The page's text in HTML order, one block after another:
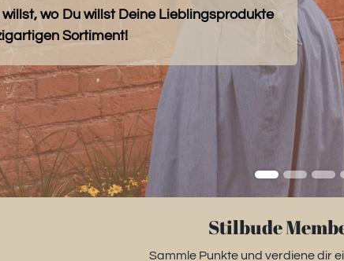
wo Du willst Deine Lieblingsprodukte
Sortiment!
Stilbude
Sammle Punkte und verdiene dir